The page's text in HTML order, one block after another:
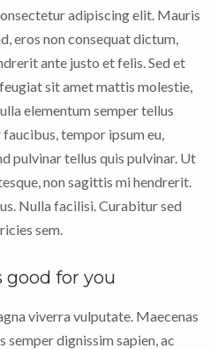
adipiscing elit. Mauris
eros non consequat dictum,
ante justo et felis. Sed et
sit amet mattis molestie,
elementum semper tellus
tempor ipsum eu,
pulvinar tellus quis pulvinar. Ut
non sagittis mi hendrerit.
Nulla facilisi. Curabitur sed
sem.
good for you
viverra vulputate. Maecenas
semper dignissim sapien, ac